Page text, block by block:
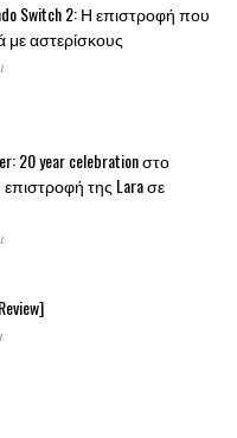
Switch 2: Η επιστροφή που
αστερίσκους
20 year celebration στο
επιστροφή της Lara σε